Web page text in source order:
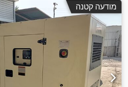
מודעה קטנה